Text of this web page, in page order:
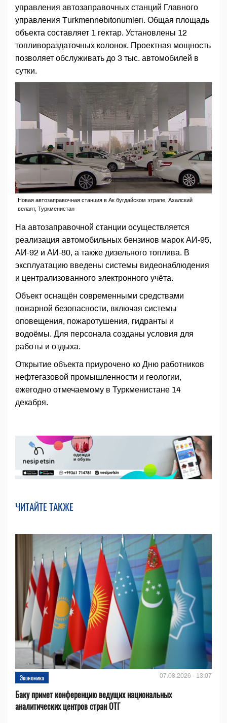
управления автозаправочных станций Главного
управления Türkmennebitönümleri. Общая площадь
объекта составляет 1 гектар. Установлены 12
топливораздаточных колонок. Проектная мощность
позволяет обслуживать до 3 тыс. автомобилей в
сутки.
Новая автозаправочная станция в Ак бугдайском этрапе, Ахалский
велаят, Туркменистан
На автозаправочной станции осуществляется
реализация автомобильных бензинов марок АИ-95,
АИ-92 и АИ-80, а также дизельного топлива. В
эксплуатацию введены системы видеонаблюдения
и централизованного электронного учёта.
Объект оснащён современными средствами
пожарной безопасности, включая системы
оповещения, пожаротушения, гидранты и
водоёмы. Для персонала созданы условия для
работы и отдыха.
Открытие объекта приурочено ко Дню работников
нефтегазовой промышленности и геологии,
ежегодно отмечаемому в Туркменистане 14
декабря.
ЧИТАЙТЕ ТАКЖЕ
Экономика 07.08.2026 - 13:07
Баку примет конференцию ведущих национальных
аналитических центров стран ОТГ